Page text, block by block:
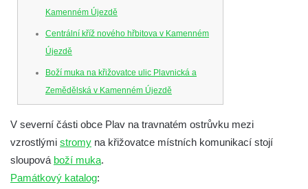
Kamenném Újezdě
Centrální kříž nového hřbitova v Kamenném
Újezdě
Boží muka na křižovatce ulic Plavnická a
Zemědělská v Kamenném Újezdě
v Kamenném Újezdě
Kříž na křižovatce ulic 5. května a Dělnická
v Kamenném Újezdě
V severní části obce Plav na travnatém ostrůvku mezi
vzrostlými stromy na křižovatce místních komunikací stojí
sloupová boží muka.
Památkový katalog: